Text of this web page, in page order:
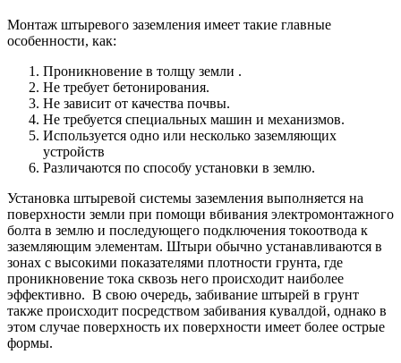
Монтаж штыревого заземления имеет такие главные
особенности, как:
Проникновение в толщу земли .
Не требует бетонирования.
Не зависит от качества почвы.
Не требуется специальных машин и механизмов.
Используется одно или несколько заземляющих
устройств
Различаются по способу установки в землю.
Установка штыревой системы заземления выполняется на
поверхности земли при помощи вбивания электромонтажного
болта в землю и последующего подключения токоотвода к
заземляющим элементам. Штыри обычно устанавливаются в
зонах с высокими показателями плотности грунта, где
проникновение тока сквозь него происходит наиболее
эффективно. В свою очередь, забивание штырей в грунт
также происходит посредством забивания кувалдой, однако в
этом случае поверхность их поверхности имеет более острые
формы.